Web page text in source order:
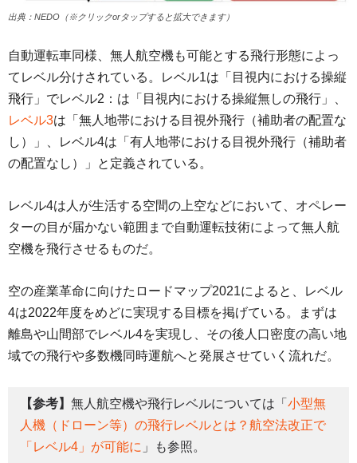
出典：NEDO（※クリックorタップすると拡大できます）
自動運転車同様、無人航空機も可能とする飛行形態によっ
てレベル分けされている。レベル1は「目視内における操縦
飛行」でレベル2：は「目視内における操縦無しの飛行」、
レベル3は「無人地帯における目視外飛行（補助者の配置な
し）」、レベル4は「有人地帯における目視外飛行（補助者
の配置なし）」と定義されている。
レベル4は人が生活する空間の上空などにおいて、オペレー
ターの目が届かない範囲まで自動運転技術によって無人航
空機を飛行させるものだ。
空の産業革命に向けたロードマップ2021によると、レベル
4は2022年度をめどに実現する目標を掲げている。まずは
離島や山間部でレベル4を実現し、その後人口密度の高い地
域での飛行や多数機同時運航へと発展させていく流れだ。
【参考】 無人航空機や飛行レベルについては「 小型無
人機（ドローン等）の飛行レベルとは？航空法改正で
「レベル4」が可能に 」も参照。